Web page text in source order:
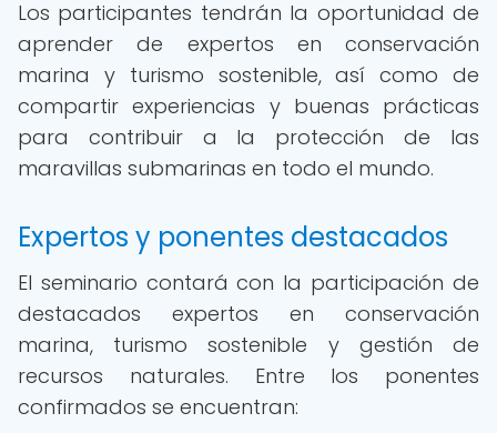
Los participantes tendrán la oportunidad de
aprender de expertos en conservación
marina y turismo sostenible, así como de
compartir experiencias y buenas prácticas
para contribuir a la protección de las
maravillas submarinas en todo el mundo.
Expertos y ponentes destacados
El seminario contará con la participación de
destacados expertos en conservación
marina, turismo sostenible y gestión de
recursos naturales. Entre los ponentes
confirmados se encuentran: